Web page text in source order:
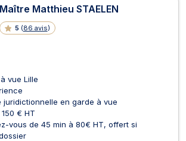
Maître Matthieu STAELEN
5 (86 avis)
vue Lille
juridictionnelle en garde à vue
€ HT
vous de 45 min à 80€ HT, offert si